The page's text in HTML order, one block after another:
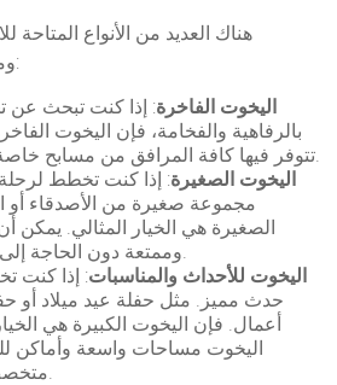
هناك العديد من الأنواع المتاحة
وميزانيتك. تشمل الخيارات:
اليخوت الفاخرة: إذا كنت تبحث عن
بالرفاهية والفخامة، فإن اليخوت
تتوفر فيها كافة المرافق من مسابح خاصة إلى مطاعم راقية.
اليخوت الصغيرة: إذا كنت تخطط
مجموعة صغيرة من الأصدقاء أو
الصغيرة هي الخيار المثالي. يمكن
وممتعة دون الحاجة إلى المساحات الكبيرة.
اليخوت للأحداث والمناسبات: إذا كنت
حدث مميز. مثل حفلة عيد ميلاد أو
أعمال. فإن اليخوت الكبيرة هي
اليخوت مساحات واسعة وأماكن
متخصص لتلبية احتياجاتك.